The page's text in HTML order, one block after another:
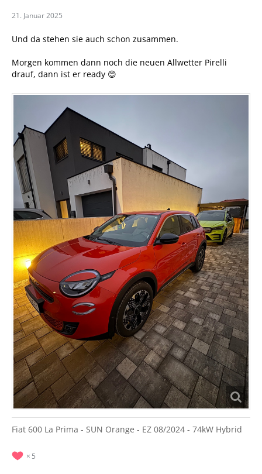
21. Januar 2025
Und da stehen sie auch schon zusammen.
Morgen kommen dann noch die neuen Allwetter Pirelli
drauf, dann ist er ready 😊
Fiat 600 La Prima - SUN Orange - EZ 08/2024 - 74kW Hybrid
5